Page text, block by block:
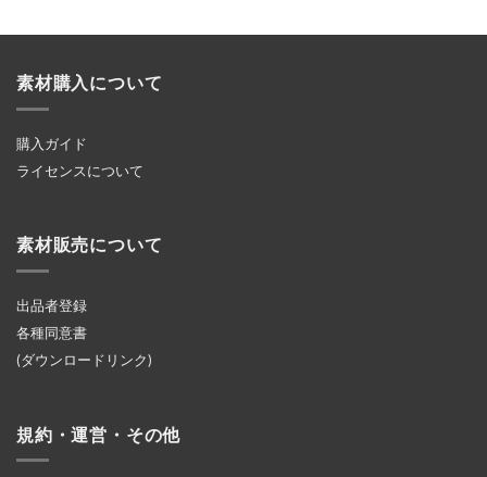
素材購入について
購入ガイド
ライセンスについて
素材販売について
出品者登録
各種同意書
(ダウンロードリンク)
規約・運営・その他